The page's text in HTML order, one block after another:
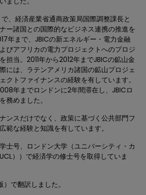
、経済産業省通商政策局国際調整課長と
ー諸国との国際的なビジネス連携の推進を
年まで、JBICの新エネルギー・電力金融
びアフリカの電力プロジェクトへのプロジ
担当。2011年から2012年までJBICの鉱山金
には、ラテンアメリカ諸国の鉱山プロジェ
クトファイナンスの経験を有しています。
年までロンドンに2年間滞在し、JBICロ
務めました。
ンスだけでなく、政策に基づく公共部門フ
範な経験と知識を有しています。
士号、ロンドン大学（ユニバーシティ・カ
））で経済学の修士号を取得していま
で翻訳しました。